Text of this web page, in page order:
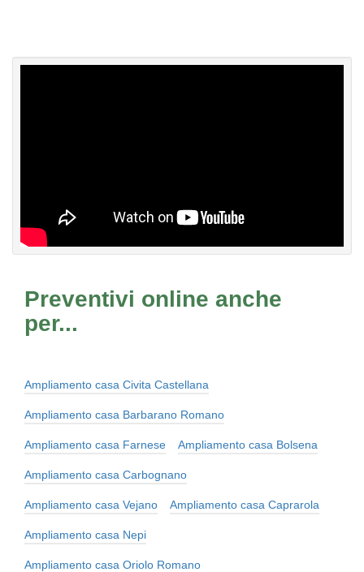
Preventivi online anche
per...
Ampliamento casa Civita Castellana
Ampliamento casa Barbarano Romano
Ampliamento casa Farnese Ampliamento casa Bolsena
Ampliamento casa Carbognano
Ampliamento casa Vejano Ampliamento casa Caprarola
Ampliamento casa Nepi
Ampliamento casa Oriolo Romano